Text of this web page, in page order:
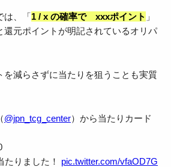
は、「1 / x の確率で xxxポイント 」
還元ポイントが明記されているオリパ
を減らさずに当たりを狙うことも実質
@jpn_tcg_center）から当たりカード
たりました！ pic.twitter.com/vfaOD7G